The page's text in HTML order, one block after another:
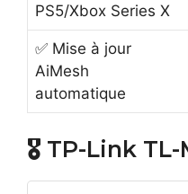
PS5/Xbox Series X
✅ Mise à jour
AiMesh
automatique
🎖️ TP-Link TL-